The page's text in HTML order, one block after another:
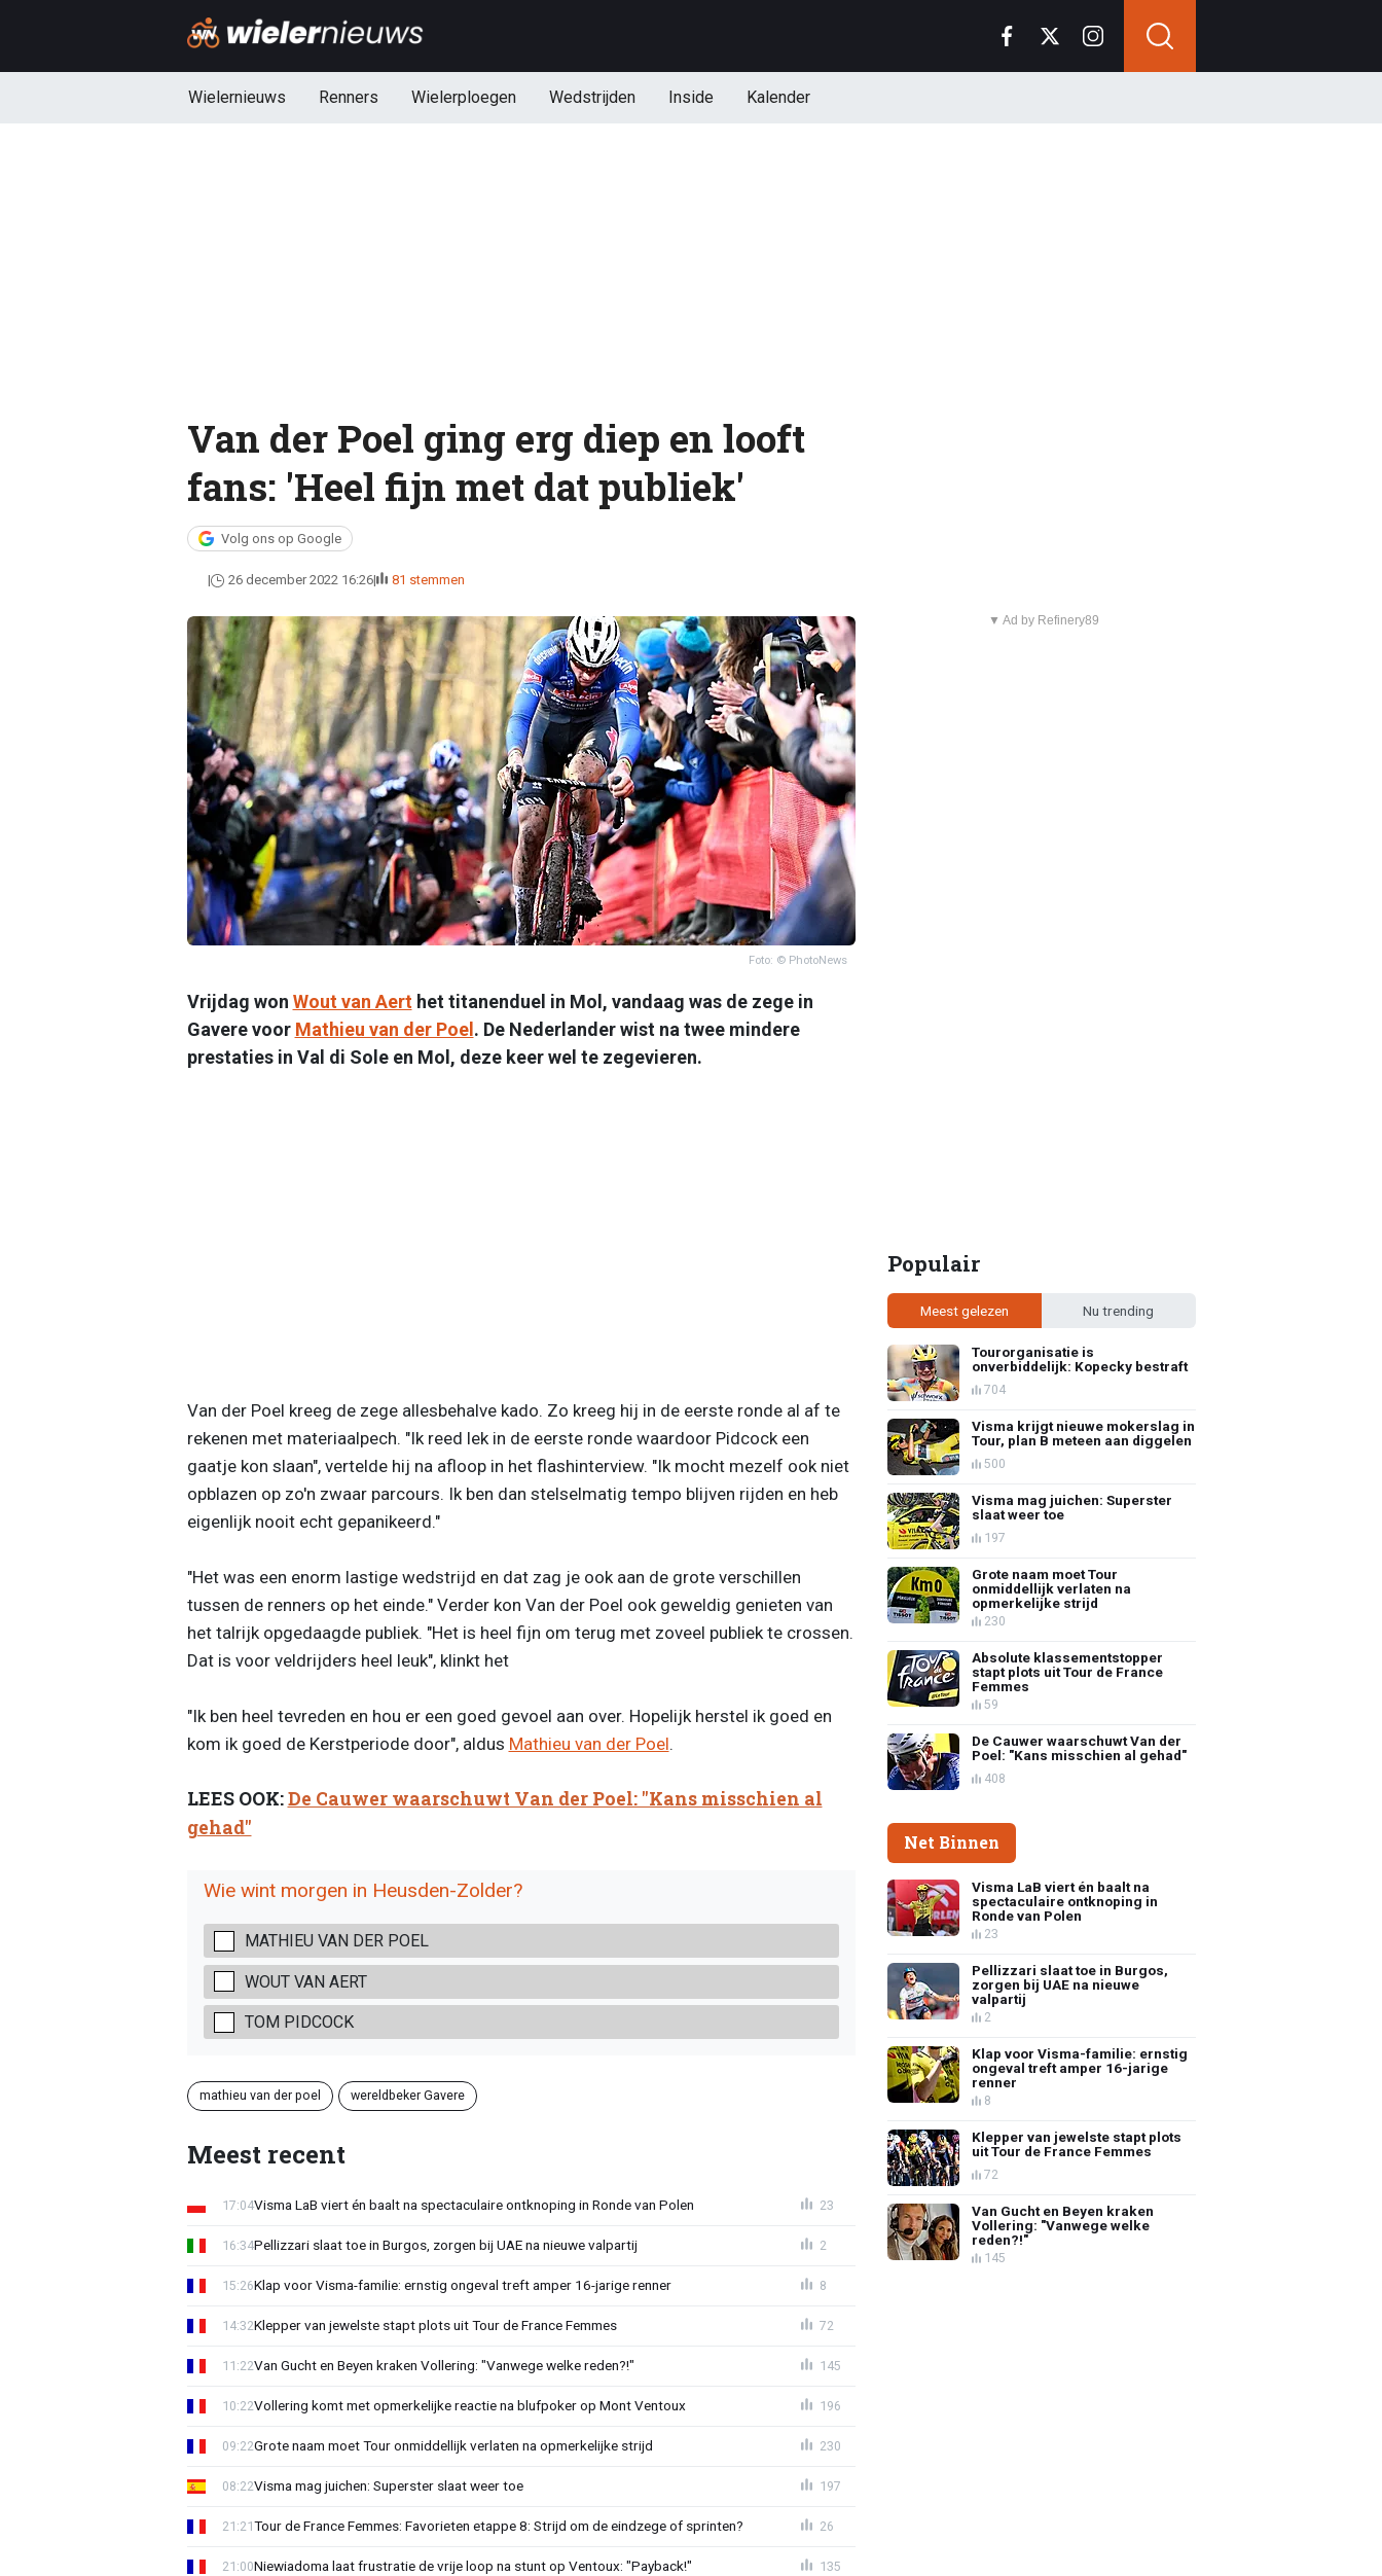
Wielernieuws Renners Wielerploegen Wedstrijden Inside Kalender
Van der Poel ging erg diep en looft
fans: 'Heel fijn met dat publiek'
Volg ons op Google
26 december 2022 16:26 81 stemmen
Foto: © PhotoNews
Vrijdag won Wout van Aerthet titanenduel in Mol, vandaag was de zege in
Gavere voor Mathieu van der Poel. De Nederlander wist na twee mindere
prestaties in Val di Sole en Mol, deze keer wel te zegevieren.
Van der Poel kreeg de zege allesbehalve kado. Zo kreeg hij in de eerste ronde al af te
rekenen met materiaalpech. "Ik reed lek in de eerste ronde waardoor Pidcock een
gaatje kon slaan", vertelde hij na afloop in het flashinterview. "Ik mocht mezelf ook niet
opblazen op zo'n zwaar parcours. Ik ben dan stelselmatig tempo blijven rijden en heb
eigenlijk nooit echt gepanikeerd."
"Het was een enorm lastige wedstrijd en dat zag je ook aan de grote verschillen
tussen de renners op het einde." Verder kon Van der Poel ook geweldig genieten van
het talrijk opgedaagde publiek. "Het is heel fijn om terug met zoveel publiek te crossen.
Dat is voor veldrijders heel leuk", klinkt het
"Ik ben heel tevreden en hou er een goed gevoel aan over. Hopelijk herstel ik goed en
kom ik goed de Kerstperiode door", aldus Mathieu van der Poel.
LEES OOK:De Cauwer waarschuwt Van der Poel: "Kans misschien al
gehad"
Wie wint morgen in Heusden-Zolder?
MATHIEU VAN DER POEL
WOUT VAN AERT
TOM PIDCOCK
mathieu van der poel wereldbeker Gavere
Meest recent
Visma LaB viert én baalt na spectaculaire ontknoping in Ronde van Polen
17:04 23
Pellizzari slaat toe in Burgos, zorgen bij UAE na nieuwe valpartij
16:34 2
Klap voor Visma-familie: ernstig ongeval treft amper 16-jarige renner
15:26 8
Klepper van jewelste stapt plots uit Tour de France Femmes
14:32 72
Van Gucht en Beyen kraken Vollering: "Vanwege welke reden?!"
11:22 145
Vollering komt met opmerkelijke reactie na blufpoker op Mont Ventoux
10:22 196
Grote naam moet Tour onmiddellijk verlaten na opmerkelijke strijd
09:22 230
Visma mag juichen: Superster slaat weer toe
08:22 197
Tour de France Femmes: Favorieten etappe 8: Strijd om de eindzege of sprinten?
21:21 26
Niewiadoma laat frustratie de vrije loop na stunt op Ventoux: "Payback!"
21:00 135
▼ Ad by Refinery89
Populair
Meest gelezen Nu trending
Tourorganisatie is
onverbiddelijk: Kopecky bestraft
704
Visma krijgt nieuwe mokerslag in
Tour, plan B meteen aan diggelen
500
Visma mag juichen: Superster
slaat weer toe
197
Grote naam moet Tour
onmiddellijk verlaten na
opmerkelijke strijd
230
Absolute klassementstopper
stapt plots uit Tour de France
Femmes
59
De Cauwer waarschuwt Van der
Poel: "Kans misschien al gehad"
408
Net Binnen
Visma LaB viert én baalt na
spectaculaire ontknoping in
Ronde van Polen
23
Pellizzari slaat toe in Burgos,
zorgen bij UAE na nieuwe
valpartij
2
Klap voor Visma-familie: ernstig
ongeval treft amper 16-jarige
renner
8
Klepper van jewelste stapt plots
uit Tour de France Femmes
72
Van Gucht en Beyen kraken
Vollering: "Vanwege welke
reden?!"
145